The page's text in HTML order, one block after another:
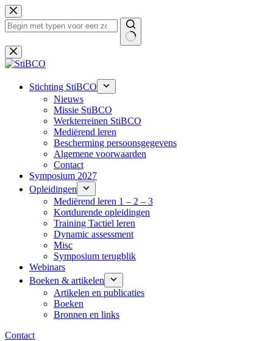
Ga
naar
de
Geen
resultaten
Stichting StiBCO
Nieuws
Missie StiBCO
Werkterreinen StiBCO
Mediërend leren
Bescherming persoonsgegevens
Algemene voorwaarden
Contact
Symposium 2027
Opleidingen
Mediërend leren 1 – 2 – 3
Kortdurende opleidingen
Training Tactiel leren
Dynamic assessment
Misc
Symposium terugblik
Webinars
Boeken & artikelen
Artikelen en publicaties
Boeken
Bronnen en links
Contact